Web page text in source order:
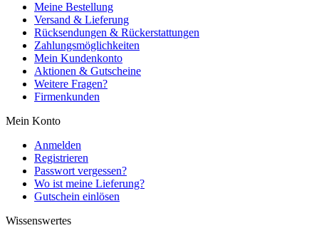
Meine Bestellung
Versand & Lieferung
Rücksendungen & Rückerstattungen
Zahlungsmöglichkeiten
Mein Kundenkonto
Aktionen & Gutscheine
Weitere Fragen?
Firmenkunden
Mein Konto
Anmelden
Registrieren
Passwort vergessen?
Wo ist meine Lieferung?
Gutschein einlösen
Wissenswertes